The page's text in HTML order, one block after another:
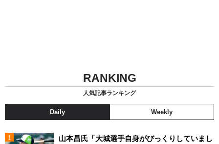
RANKING
人気記事ランキング
Daily Weekly
山本昌氏「大城選手自身がびっくりしていまし